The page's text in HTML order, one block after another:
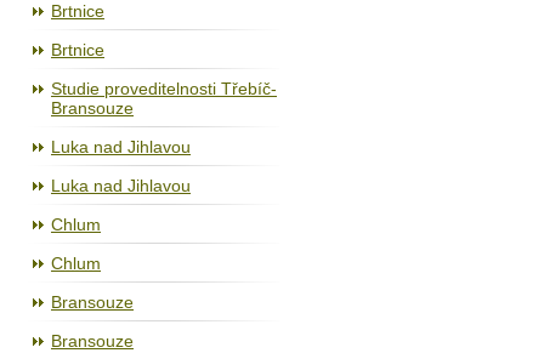
Brtnice
Brtnice
Studie proveditelnosti Třebíč-
Bransouze
Luka nad Jihlavou
Luka nad Jihlavou
Chlum
Chlum
Bransouze
Bransouze